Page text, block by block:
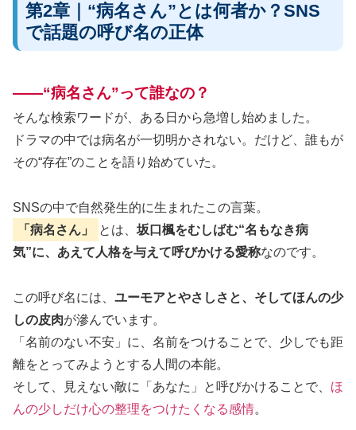
第2章｜“病名さん”とは何者か？SNS
で話題の呼び名の正体
——“病名さん”って誰なの？
そんな検索ワードが、ある日から急増し始めました。
ドラマの中では病名が一切明かされない。だけど、誰もが
その“存在”のことを語り始めていた。
SNSの中で自然発生的に生まれたこの言葉。
「病名さん」
とは、 坂口楓をむしばむ“名もなき病
気”に、あえて人格を与えて呼びかける愛称なのです。
この呼び名には、 ユーモアとやさしさと、そしてほんの少
しの皮肉が滲んでいます。
「名前のない不安」に、名前をつけることで、少しでも距
離をとってみようとする人間の本能。
そして、見えない敵に「あなた」と呼びかけることで、 ほ
んの少しだけ心の整理をつけたくなる感情。